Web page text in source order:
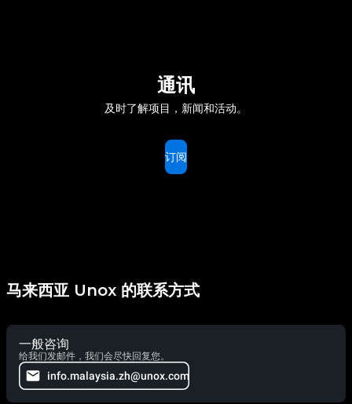
通讯
及时了解项目，新闻和活动。
订阅
马来西亚 Unox 的联系方式
一般咨询
给我们发邮件，我们会尽快回复您。
info.malaysia.zh@unox.com